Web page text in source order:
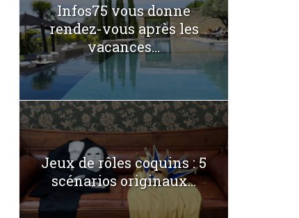
Infos75 vous donne
rendez-vous après les
vacances...
Jeux de rôles coquins : 5
scénarios originaux...